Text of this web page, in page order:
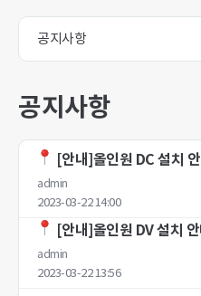
공지사항
[안내]올인원 DC 설치 안
admin
2023-03-22 14:00
[안내]올인원 DV 설치 안
admin
2023-03-22 13:56